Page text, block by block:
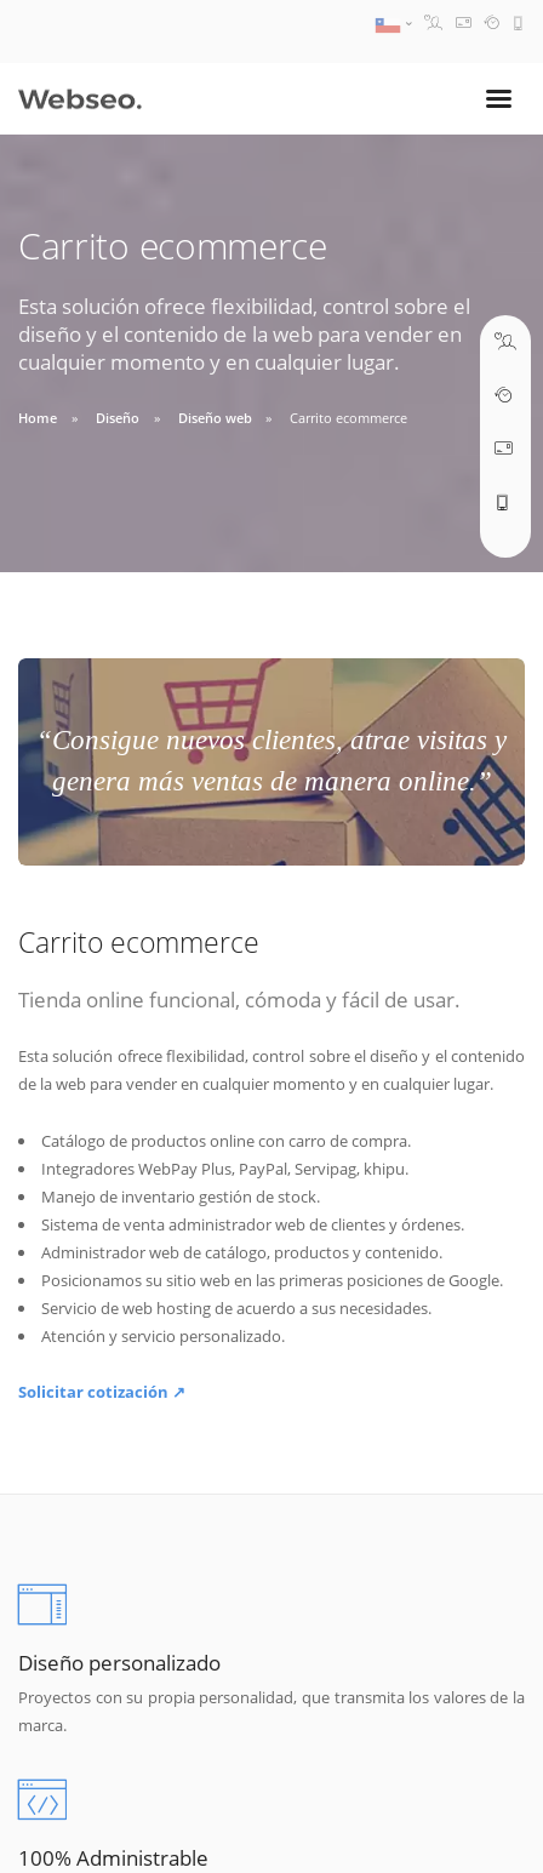
Carrito ecommerce
Esta solución ofrece flexibilidad, control sobre el
diseño y el contenido de la web para vender en
cualquier momento y en cualquier lugar.
Home Diseño Diseño web Carrito ecommerce
“Consigue nuevos clientes, atrae visitas y
genera más ventas de manera online.”
Carrito ecommerce
Tienda online funcional, cómoda y fácil de usar.
Esta solución ofrece flexibilidad, control sobre el diseño y el contenido
de la web para vender en cualquier momento y en cualquier lugar.
Catálogo de productos online con carro de compra.
Integradores WebPay Plus, PayPal, Servipag, khipu.
Manejo de inventario gestión de stock.
Sistema de venta administrador web de clientes y órdenes.
Administrador web de catálogo, productos y contenido.
Posicionamos su sitio web en las primeras posiciones de Google.
Servicio de web hosting de acuerdo a sus necesidades.
Atención y servicio personalizado.
Solicitar cotización ↗
Diseño personalizado
Proyectos con su propia personalidad, que transmita los valores de la
marca.
100% Administrable
09:30 AM A 18:30 PM
soporte@webseo.cl
ABRIR TICKET